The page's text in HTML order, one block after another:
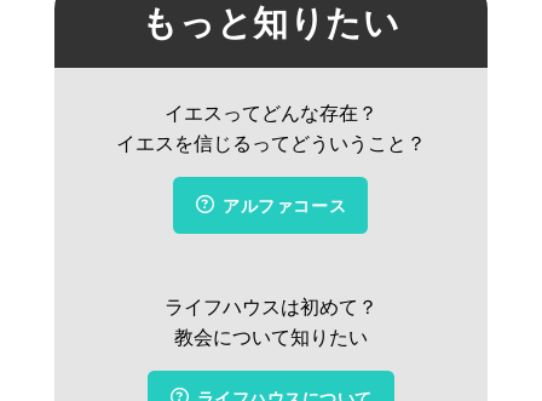
もっと知りたい
イエスってどんな存在？
イエスを信じるってどういうこと？
アルファコース
ライフハウスは初めて？
教会について知りたい